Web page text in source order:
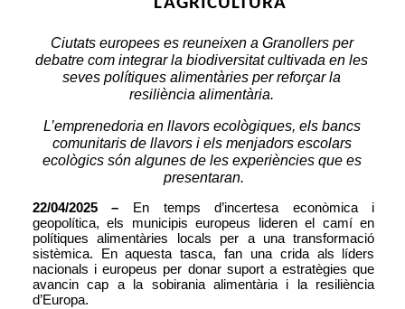
Ciutats europees es reuneixen a Granollers per
debatre com integrar la biodiversitat cultivada en les
seves polítiques alimentàries per reforçar la
resiliència alimentària.
L’emprenedoria en llavors ecològiques, els bancs
comunitaris de llavors i els menjadors escolars
ecològics són algunes de les experiències que es
presentaran.
22/04/2025 – En temps d’incertesa econòmica i
geopolítica, els municipis europeus lideren el camí en
polítiques alimentàries locals per a una transformació
sistèmica. En aquesta tasca, fan una crida als líders
nacionals i europeus per donar suport a estratègies que
avancin cap a la sobirania alimentària i la resiliència
d’Europa.